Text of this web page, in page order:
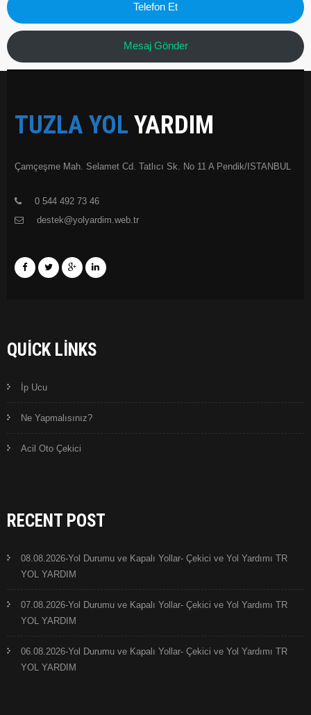
Telefon Et
Mesaj Gönder
TUZLA YOL YARDIM
Çamçeşme Mah. Selamet Cd. Tatlıcı Sk. No 11 A Pendik/ISTANBUL
0 544 492 73 46
destek@yolyardim.web.tr
QUICK LINKS
İp Ucu
Ne Yapmalısınız?
Acil Oto Çekici
RECENT POST
08.08.2026-Yol Durumu ve Kapalı Yollar- Çekici ve Yol Yardımı TR
YOL YARDIM
07.08.2026-Yol Durumu ve Kapalı Yollar- Çekici ve Yol Yardımı TR
YOL YARDIM
06.08.2026-Yol Durumu ve Kapalı Yollar- Çekici ve Yol Yardımı TR
YOL YARDIM